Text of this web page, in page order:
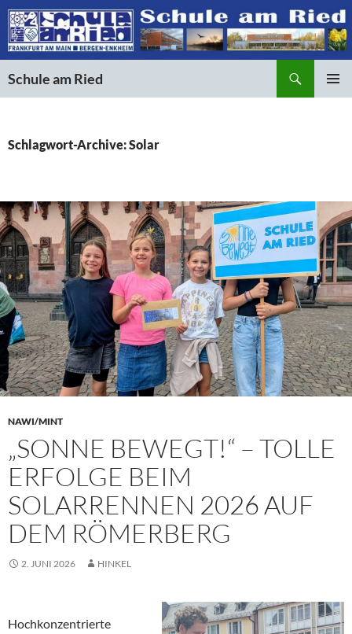
Schule am Ried
Schlagwort-Archive: Solar
NAWI/MINT
„SONNE BEWEGT!“ – TOLLE
ERFOLGE BEIM
SOLARRENNEN 2026 AUF
DEM RÖMERBERG
2. JUNI 2026 HINKEL
Hochkonzentrierte